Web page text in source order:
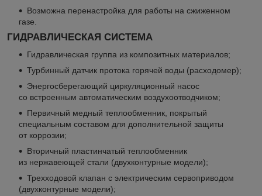
Возможна перенастройка для работы на сжиженном
газе.
ГИДРАВЛИЧЕСКАЯ СИСТЕМА
Гидравлическая группа из композитных материалов;
Турбинный датчик протока горячей воды (расходомер);
Энергосберегающий циркуляционный насос
со встроенным автоматическим воздухоотводчиком;
Первичный медный теплообменник, покрытый
специальным составом для дополнительной защиты
от коррозии;
Вторичный пластинчатый теплообменник
из нержавеющей стали (двухконтурные модели);
Трехходовой клапан с электрическим сервоприводом
(двухконтурные модели);